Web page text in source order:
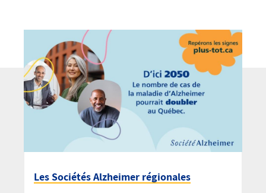
Les Sociétés Alzheimer régionales